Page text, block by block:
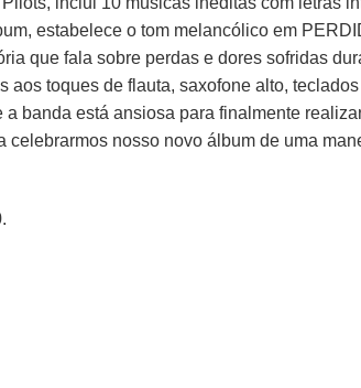
estabelece o tom melancólico em
que fala sobre perdas e dores sofridas
toques de flauta, saxofone alto,
banda está ansiosa para finalmente
nosso novo álbum de uma